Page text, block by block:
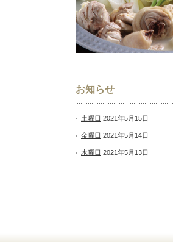
お知らせ
土曜日 2021年5月15日
金曜日 2021年5月14日
木曜日 2021年5月13日